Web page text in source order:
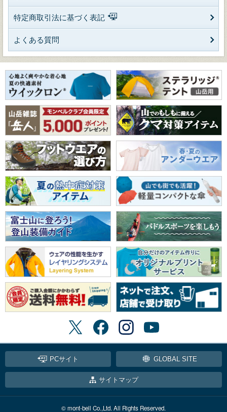
特定商取引法に基づく表記
よくある質問
PCサイト GLOBAL SITE
サイトマップ
© mont-bell Co.,Ltd. All Rights Reserved.